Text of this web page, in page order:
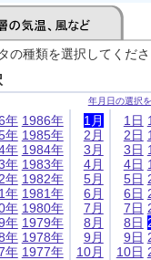
の種類を選択してくだ
年月日の選択
年
年
年
年
年
年
年
年
年
年
1986年
1985年
1984年
1983年
1982年
1981年
1980年
1979年
1978年
1977年
1月
2月
3月
4月
5月
6月
7月
8月
9月
10月
1日
2日
3日
4日
5日
6日
7日
8日
9日
10日